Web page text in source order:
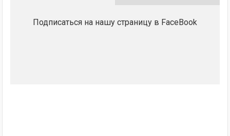
Подписаться на нашу страницу в FaceBook